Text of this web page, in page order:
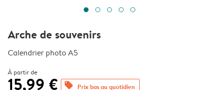
Arche de souvenirs
Calendrier photo A5
À partir de
15,99 € offers Prix bas au quotidien